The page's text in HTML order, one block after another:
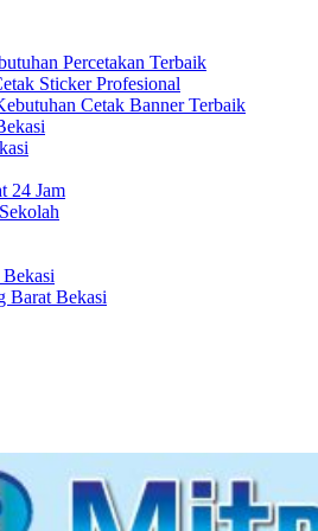
Percetakan Terbaik
Sticker Profesional
Cetak Banner Terbaik
24 Jam
Barat Bekasi